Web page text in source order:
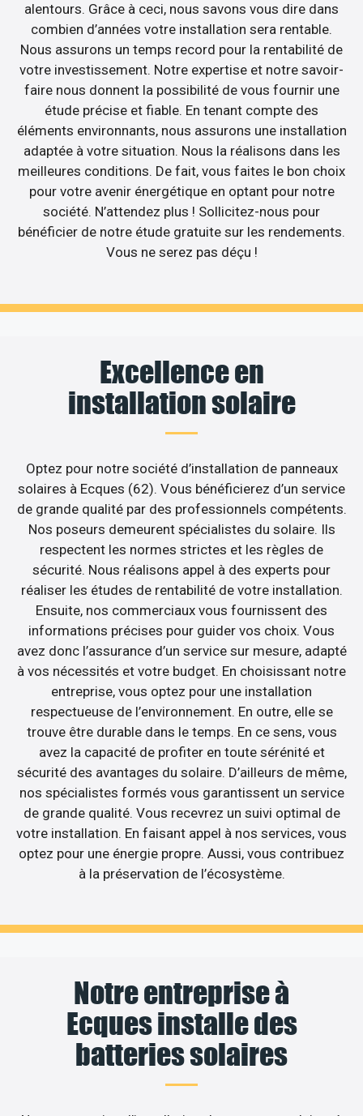
alentours. Grâce à ceci, nous savons vous dire dans
combien d’années votre installation sera rentable.
Nous assurons un temps record pour la rentabilité de
votre investissement. Notre expertise et notre savoir-
faire nous donnent la possibilité de vous fournir une
étude précise et fiable. En tenant compte des
éléments environnants, nous assurons une installation
adaptée à votre situation. Nous la réalisons dans les
meilleures conditions. De fait, vous faites le bon choix
pour votre avenir énergétique en optant pour notre
société. N’attendez plus ! Sollicitez-nous pour
bénéficier de notre étude gratuite sur les rendements.
Vous ne serez pas déçu !
Excellence en
installation solaire
Optez pour notre société d’installation de panneaux
solaires à Ecques (62). Vous bénéficierez d’un service
de grande qualité par des professionnels compétents.
Nos poseurs demeurent spécialistes du solaire. Ils
respectent les normes strictes et les règles de
sécurité. Nous réalisons appel à des experts pour
réaliser les études de rentabilité de votre installation.
Ensuite, nos commerciaux vous fournissent des
informations précises pour guider vos choix. Vous
avez donc l’assurance d’un service sur mesure, adapté
à vos nécessités et votre budget. En choisissant notre
entreprise, vous optez pour une installation
respectueuse de l’environnement. En outre, elle se
trouve être durable dans le temps. En ce sens, vous
avez la capacité de profiter en toute sérénité et
sécurité des avantages du solaire. D’ailleurs de même,
nos spécialistes formés vous garantissent un service
de grande qualité. Vous recevrez un suivi optimal de
votre installation. En faisant appel à nos services, vous
optez pour une énergie propre. Aussi, vous contribuez
à la préservation de l’écosystème.
Notre entreprise à
Ecques installe des
batteries solaires